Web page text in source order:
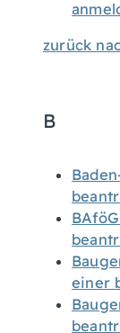
zurück
B
einer